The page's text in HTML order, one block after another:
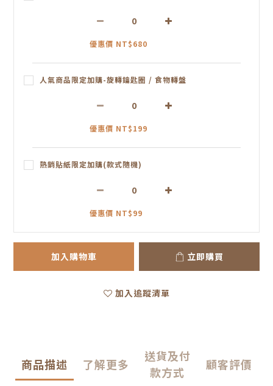
優惠價 NT$680
人氣商品限定加購-旋轉鑰匙圈 / 食物轉盤
優惠價 NT$199
熱銷貼紙限定加購(款式隨機)
優惠價 NT$99
加入購物車 立即購買
加入追蹤清單
商品描述 了解更多
送貨及付
款方式
顧客評價